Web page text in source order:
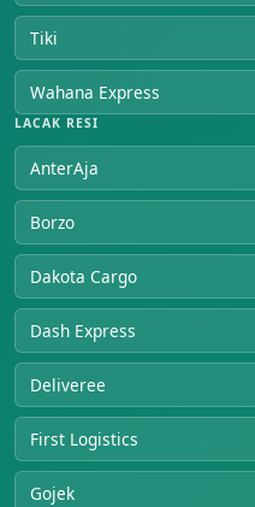
Tiki
Wahana Express
LACAK RESI
AnterAja
Borzo
Dakota Cargo
Dash Express
Deliveree
First Logistics
Gojek